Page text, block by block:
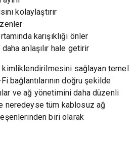
kolaylaştırır
karışıklığı önler
anlaşılır hale getirir
kimliklendirilmesini sağlayan temel
bağlantılarının doğru şekilde
ve ağ yönetimini daha düzenli
neredeyse tüm kablosuz ağ
biri olarak